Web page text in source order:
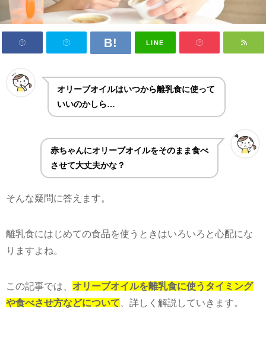
LINE
オリーブオイルはいつから離乳食に使って
いいのかしら…
赤ちゃんにオリーブオイルをそのまま食べ
させて大丈夫かな？
そんな疑問に答えます。
離乳食にはじめての食品を使うときはいろいろと心配にな
りますよね。
この記事では、 オリーブオイルを離乳食に使うタイミング
や食べさせ方などについて 、詳しく解説していきます。